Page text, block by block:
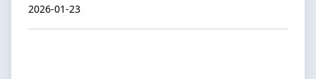
2026-01-23